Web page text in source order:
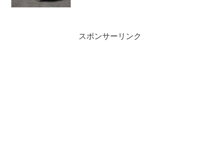
スポンサーリンク